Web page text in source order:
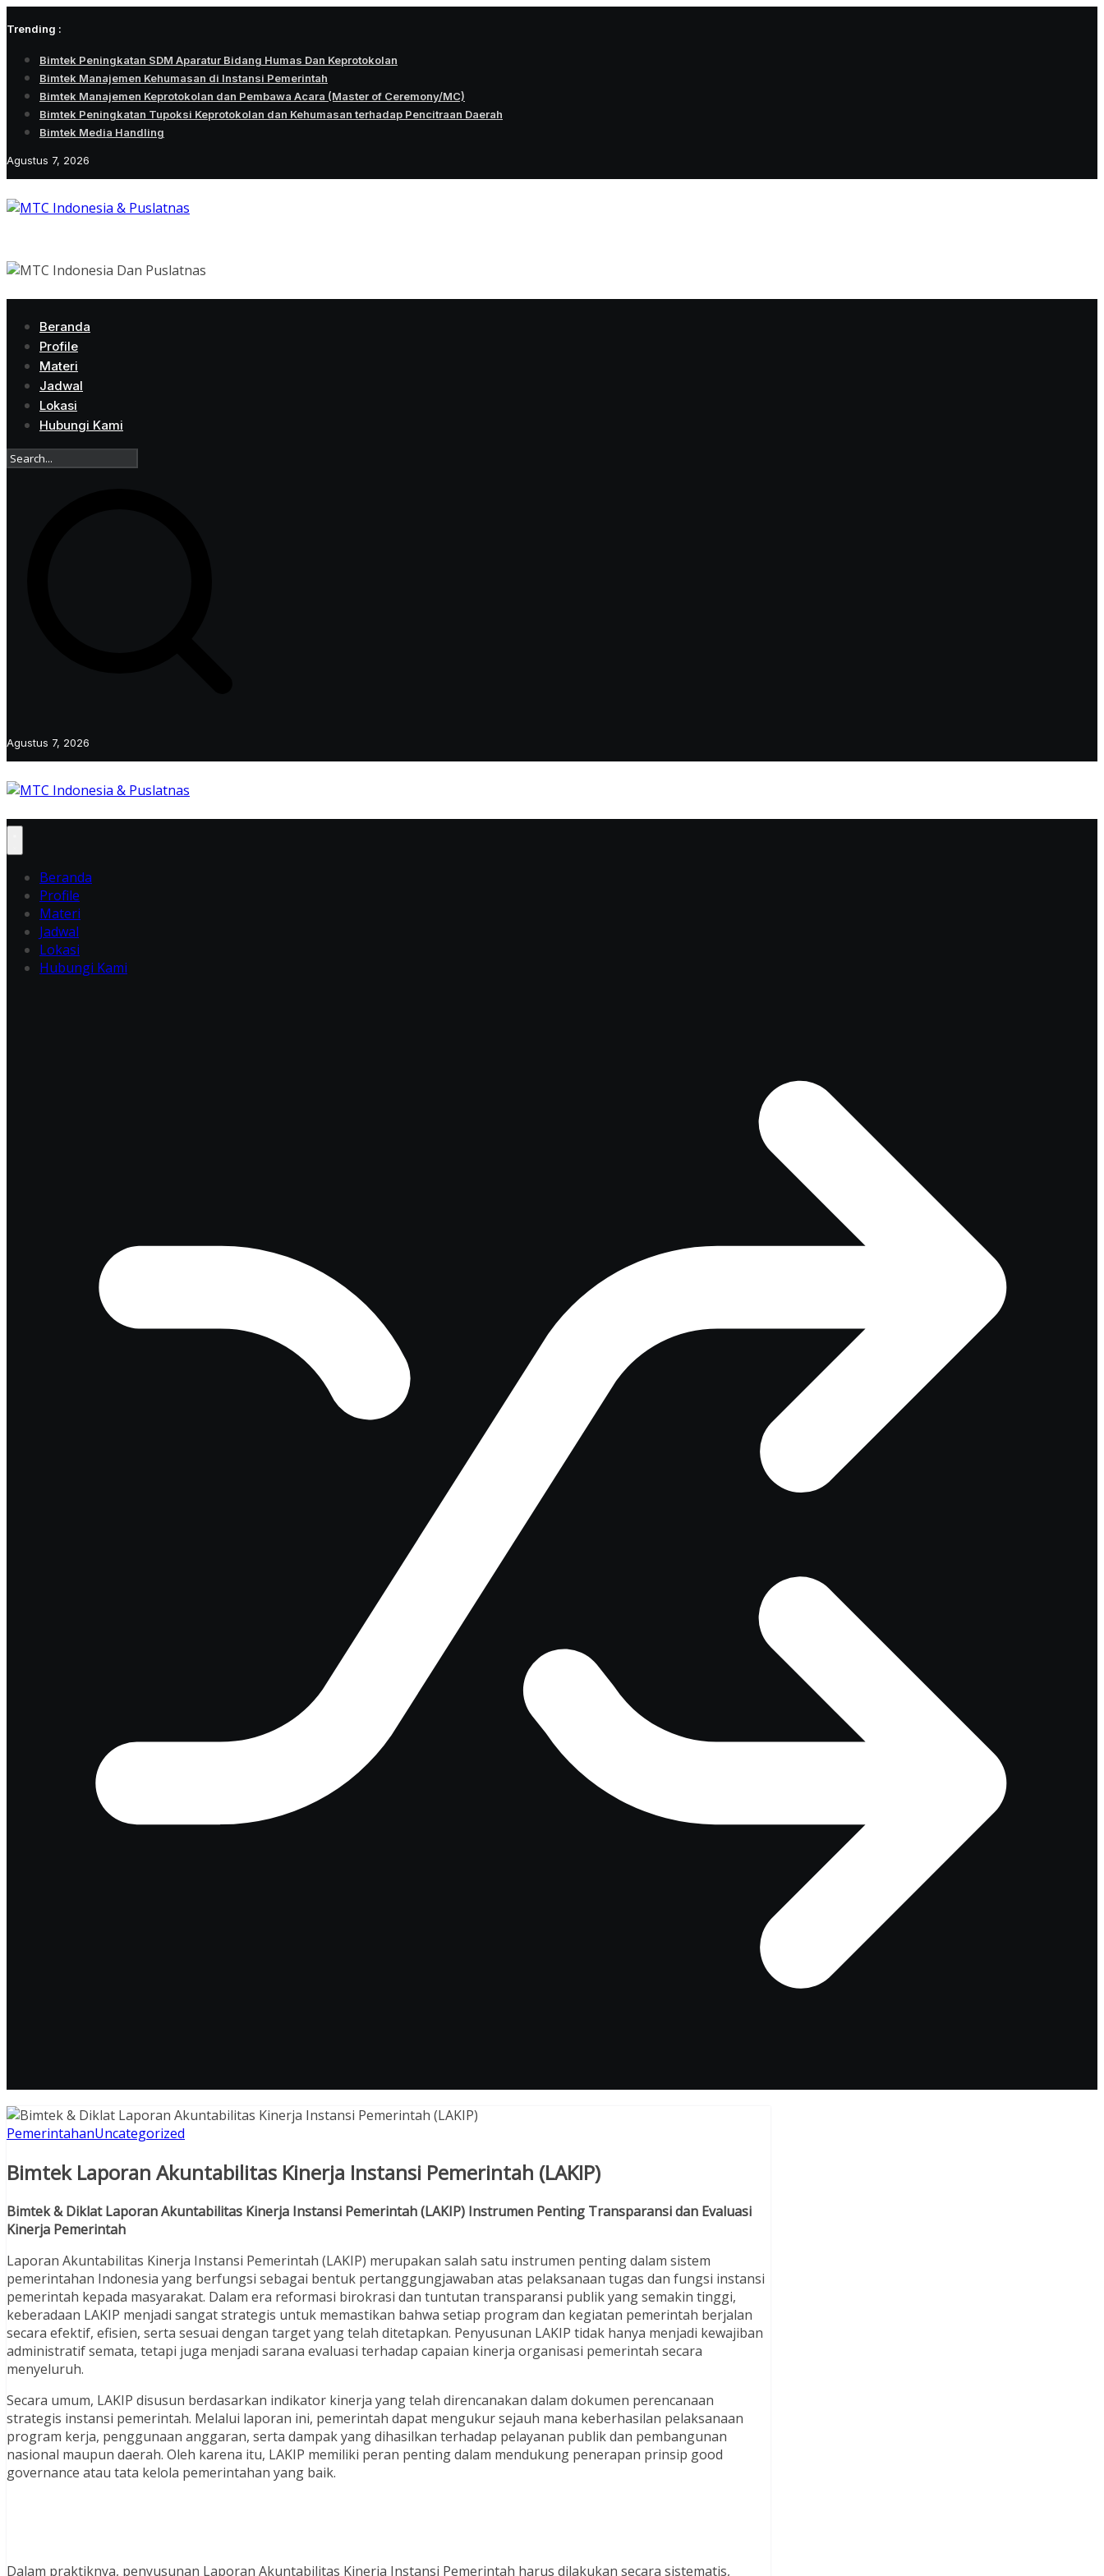
to
Trending :
Bimtek Peningkatan SDM Aparatur Bidang Humas Dan Keprotokolan
Bimtek Manajemen Kehumasan di Instansi Pemerintah
Bimtek Manajemen Keprotokolan dan Pembawa Acara (Master of Ceremony/MC)
Bimtek Peningkatan Tupoksi Keprotokolan dan Kehumasan terhadap Pencitraan Daerah
Bimtek Media Handling
Agustus 7, 2026
Beranda
Profile
Materi
Jadwal
Lokasi
Hubungi Kami
Agustus 7, 2026
Beranda
Profile
Materi
Jadwal
Lokasi
Hubungi Kami
PemerintahanUncategorized
Bimtek Laporan Akuntabilitas Kinerja Instansi Pemerintah (LAKIP)
Bimtek & Diklat Laporan Akuntabilitas Kinerja Instansi Pemerintah (LAKIP) Instrumen Penting Transparansi dan Evaluasi
Kinerja Pemerintah
Laporan Akuntabilitas Kinerja Instansi Pemerintah (LAKIP) merupakan salah satu instrumen penting dalam sistem
pemerintahan Indonesia yang berfungsi sebagai bentuk pertanggungjawaban atas pelaksanaan tugas dan fungsi instansi
pemerintah kepada masyarakat. Dalam era reformasi birokrasi dan tuntutan transparansi publik yang semakin tinggi,
keberadaan LAKIP menjadi sangat strategis untuk memastikan bahwa setiap program dan kegiatan pemerintah berjalan
secara efektif, efisien, serta sesuai dengan target yang telah ditetapkan. Penyusunan LAKIP tidak hanya menjadi kewajiban
administratif semata, tetapi juga menjadi sarana evaluasi terhadap capaian kinerja organisasi pemerintah secara
menyeluruh.
Secara umum, LAKIP disusun berdasarkan indikator kinerja yang telah direncanakan dalam dokumen perencanaan
strategis instansi pemerintah. Melalui laporan ini, pemerintah dapat mengukur sejauh mana keberhasilan pelaksanaan
program kerja, penggunaan anggaran, serta dampak yang dihasilkan terhadap pelayanan publik dan pembangunan
nasional maupun daerah. Oleh karena itu, LAKIP memiliki peran penting dalam mendukung penerapan prinsip good
governance atau tata kelola pemerintahan yang baik.
Dalam praktiknya, penyusunan Laporan Akuntabilitas Kinerja Instansi Pemerintah harus dilakukan secara sistematis,